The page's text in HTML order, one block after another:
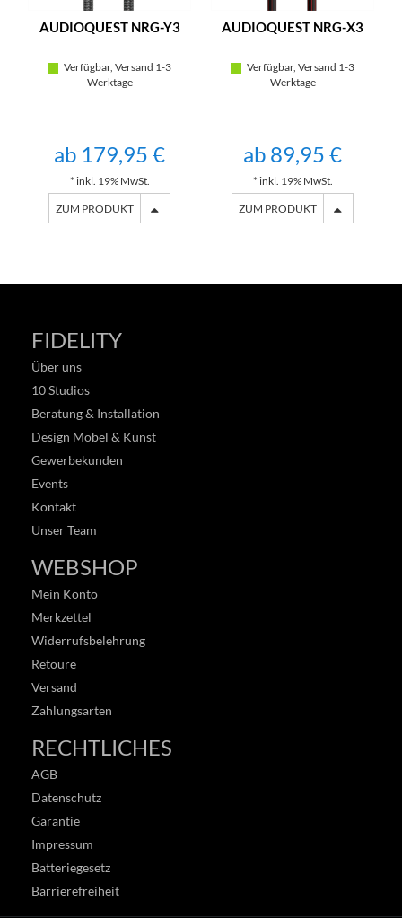
AUDIOQUEST NRG-Y3
Verfügbar, Versand 1-3
Werktage
ab 179,95 €
* inkl. 19% MwSt.
ZUM PRODUKT
AUDIOQUEST NRG-X3
Verfügbar, Versand 1-3
Werktage
ab 89,95 €
* inkl. 19% MwSt.
ZUM PRODUKT
FIDELITY
Über uns
10 Studios
Beratung & Installation
Design Möbel & Kunst
Gewerbekunden
Events
Kontakt
Unser Team
WEBSHOP
Mein Konto
Merkzettel
Widerrufsbelehrung
Retoure
Versand
Zahlungsarten
RECHTLICHES
AGB
Datenschutz
Garantie
Impressum
Batteriegesetz
Barrierefreiheit